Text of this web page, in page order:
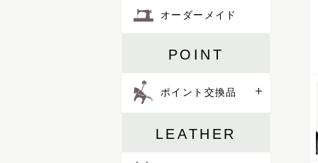
オーダーメイド
POINT
ポイント交換品
LEATHER